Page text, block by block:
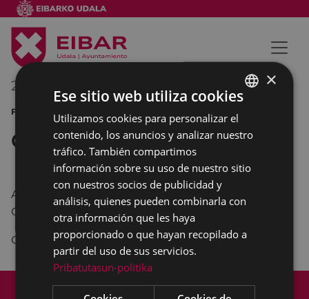
27/06/2015
FIESTAS DE SAN PEDRO
Campeonato de toka y rana
A las 12:00 horas, en el parque de la calle Carmen,
Campeonato de
toka y rana
Organiza: Beheko Tokia.
BASQUE
SPANISH
×
Ese sitio web utiliza cookies
Utilizamos cookies para personalizar el
contenido, los anuncios y analizar nuestro
tráfico. También compartimos
información sobre su uso de nuestro sitio
con nuestros socios de publicidad y
análisis, quienes pueden combinarla con
otra información que les haya
proporcionado o que hayan recopilado a
partir del uso de sus servicios.
Pribatutasun-politika